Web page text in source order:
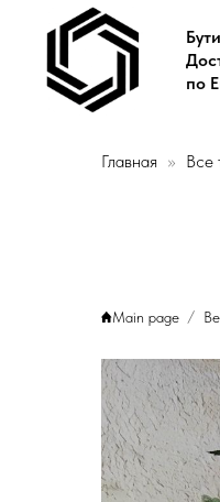
по
Главная Все
Main page